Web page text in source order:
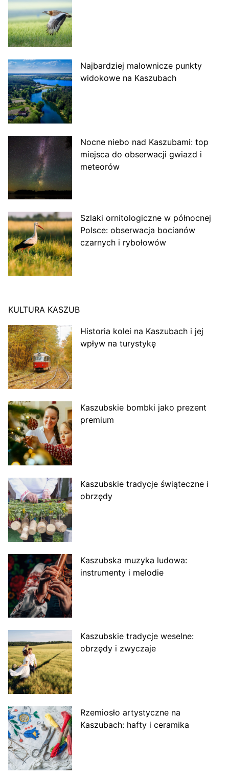
Najbardziej malownicze punkty
widokowe na Kaszubach
Nocne niebo nad Kaszubami: top
miejsca do obserwacji gwiazd i
meteorów
Szlaki ornitologiczne w północnej
Polsce: obserwacja bocianów
czarnych i rybołowów
KULTURA KASZUB
Historia kolei na Kaszubach i jej
wpływ na turystykę
Kaszubskie bombki jako prezent
premium
Kaszubskie tradycje świąteczne i
obrzędy
Kaszubska muzyka ludowa:
instrumenty i melodie
Kaszubskie tradycje weselne:
obrzędy i zwyczaje
Rzemiosło artystyczne na
Kaszubach: hafty i ceramika